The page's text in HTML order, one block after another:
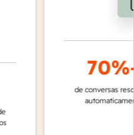
70%+
de conversas